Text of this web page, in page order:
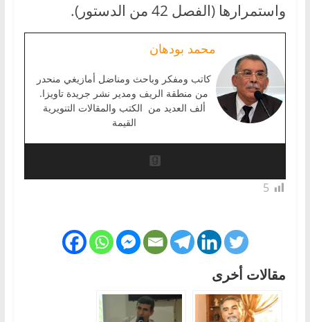
واستمرارها (الفصل 42 من الدستور).
محمد بودهان
كاتب ومفكر وباحث ومناضل أمازيغي منحدر
من منطقة الريف ومدير نشر جريدة تاويزا.
ألف العديد من الكتب والمقالات التنويرية
القيمة
5
مقالات أخرى